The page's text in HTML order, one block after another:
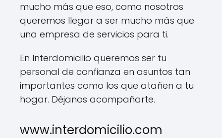
mucho más que eso, como nosotros
queremos llegar a ser mucho más que
una empresa de servicios para ti.
En Interdomicilio queremos ser tu
personal de confianza en asuntos tan
importantes como los que atañen a tu
hogar. Déjanos acompañarte.
www.interdomicilio.com